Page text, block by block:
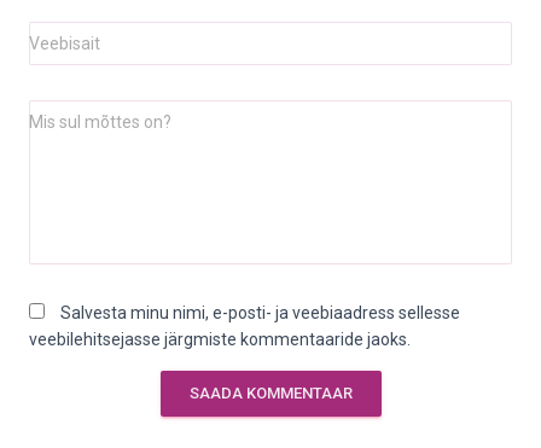
Veebisait
Mis sul mõttes on?
Salvesta minu nimi, e-posti- ja veebiaadress sellesse
veebilehitsejasse järgmiste kommentaaride jaoks.